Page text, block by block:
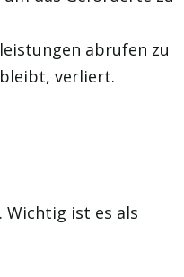
abrufen zu
verliert.
ist es als